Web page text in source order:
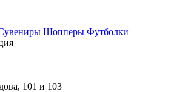
Шопперы Футболки
101 и 103